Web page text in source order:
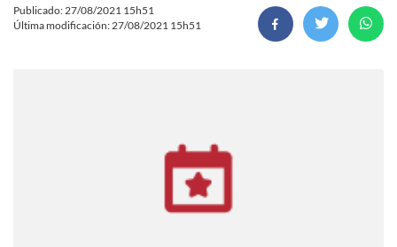
Publicado: 27/08/2021 15h51
Última modificación: 27/08/2021 15h51